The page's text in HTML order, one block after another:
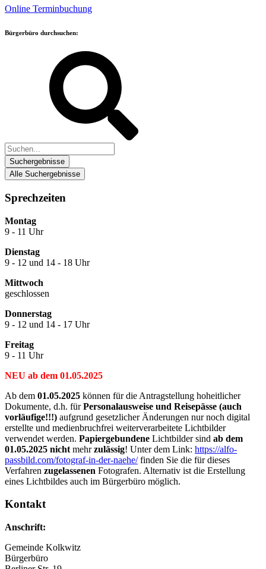
Online Terminbuchung
Bürgerbüro durchsuchen:
Suchergebnisse
Alle Suchergebnisse
Sprechzeiten
Montag
9 - 11 Uhr
Dienstag
9 - 12 und 14 - 18 Uhr
Mittwoch
geschlossen
Donnerstag
9 - 12 und 14 - 17 Uhr
Freitag
9 - 11 Uhr
NEU ab dem 01.05.2025
Ab dem 01.05.2025 können für die Antragstellung hoheitlicher
Dokumente, d.h. fürPersonalausweise und Reisepässe (auch
vorläufige!!!) aufgrund gesetzlicher Änderungen nur noch digital
erstellte und medienbruchfrei weiterverarbeitete Lichtbilder
verwendet werden. Papiergebundene Lichtbilder sind ab dem
01.05.2025 nicht mehrzulässig! Unter dem Link: https://alfo-
passbild.com/fotograf-in-der-naehe/finden Sie die für dieses
Verfahren zugelassenen Fotografen. Alternativ ist die Erstellung
eines Lichtbildes auch im Bürgerbüro möglich.
Kontakt
Anschrift:
Gemeinde Kolkwitz
Bürgerbüro